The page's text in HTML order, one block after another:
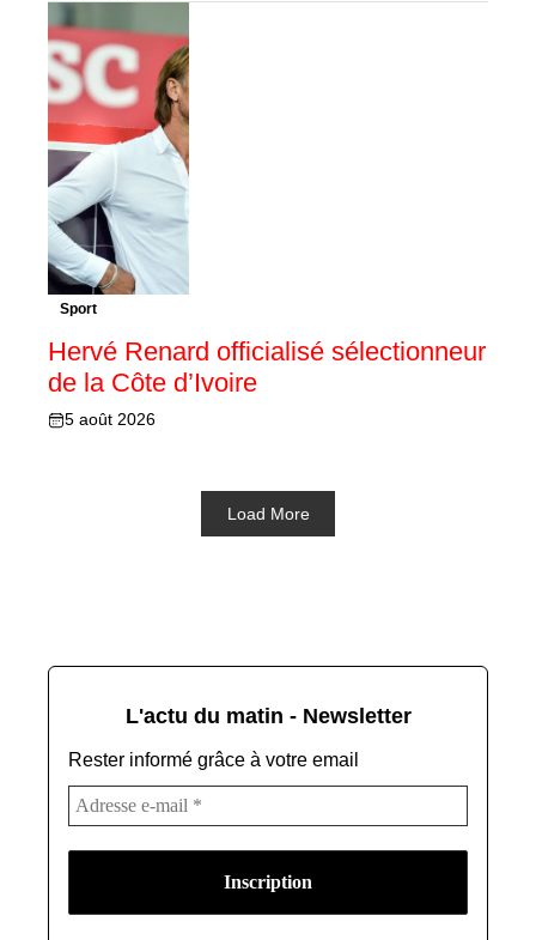
Sport
Hervé Renard officialisé sélectionneur
de la Côte d’Ivoire
5 août 2026
Load More
L'actu du matin - Newsletter
Rester informé grâce à votre email